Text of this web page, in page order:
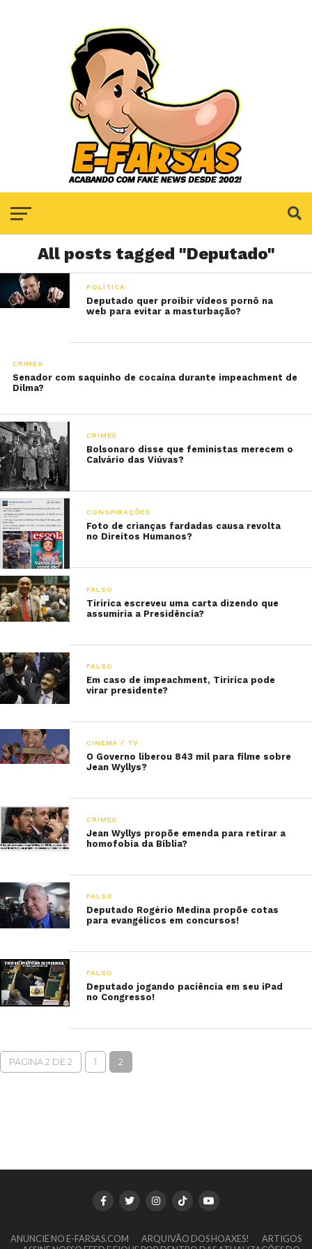
All posts tagged "Deputado"
POLÍTICA
Deputado quer proibir vídeos pornô na
web para evitar a masturbação?
CRIMES
Senador com saquinho de cocaína durante impeachment de
Dilma?
CRIMES
Bolsonaro disse que feministas merecem o
Calvário das Viúvas?
CONSPIRAÇÕES
Foto de crianças fardadas causa revolta
no Direitos Humanos?
FALSO
Tiririca escreveu uma carta dizendo que
assumiria a Presidência?
FALSO
Em caso de impeachment, Tiririca pode
virar presidente?
CINEMA / TV
O Governo liberou 843 mil para filme sobre
Jean Wyllys?
CRIMES
Jean Wyllys propõe emenda para retirar a
homofobia da Bíblia?
FALSO
Deputado Rogério Medina propõe cotas
para evangélicos em concursos!
FALSO
Deputado jogando paciência em seu iPad
no Congresso!
PÁGINA 2 DE 2 1 2
ANUNCIE NO E-FARSAS.COM ARQUIVÃO DOS HOAXES!
ARTIGOS